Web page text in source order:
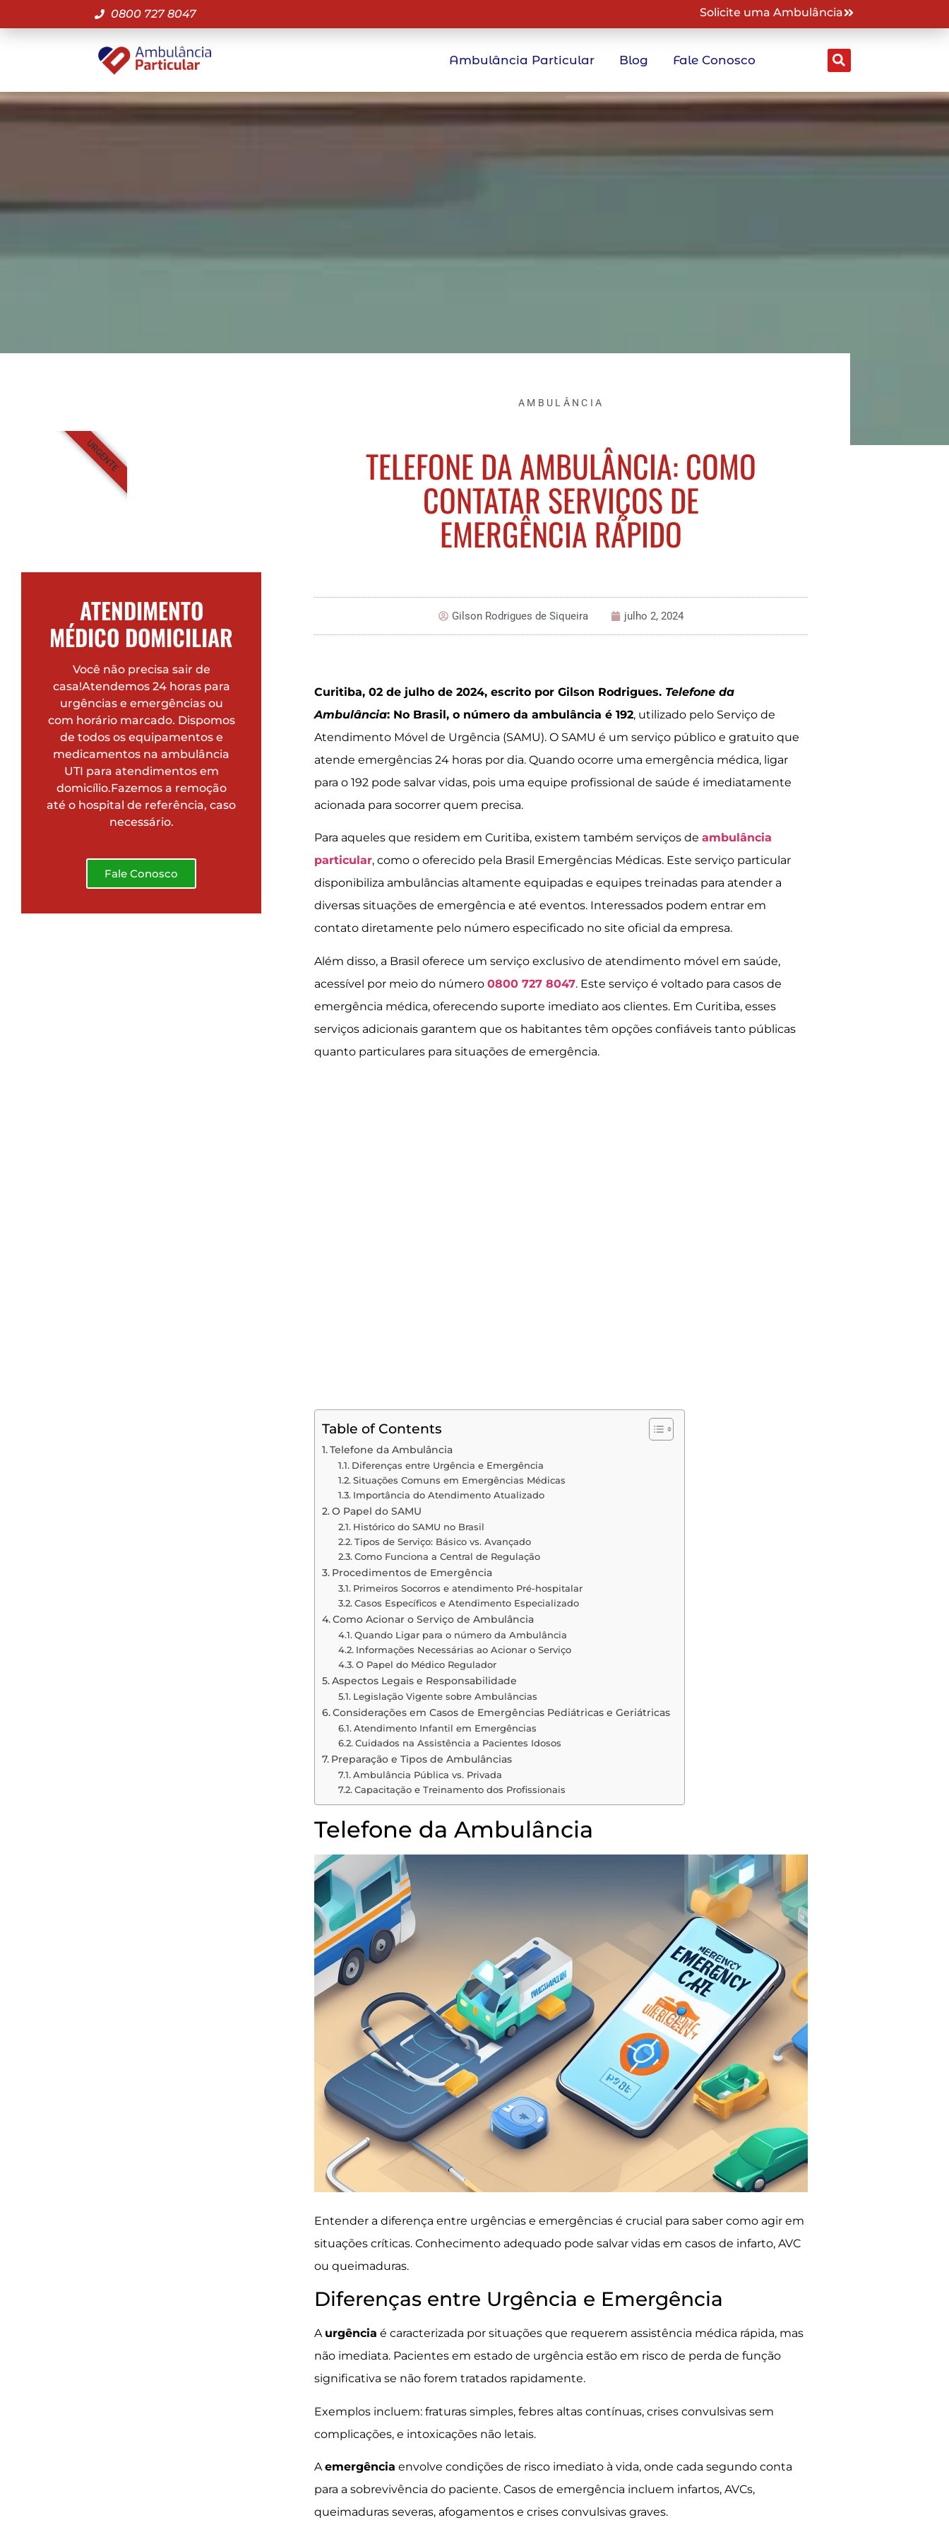
0800 727 8047 Solicite uma Ambulância
Ambulância Particular Blog Fale Conosco
ATENDIMENTO
MÉDICO DOMICILIAR
Você não precisa sair de
casa!Atendemos 24 horas para
urgências e emergências ou
com horário marcado. Dispomos
de todos os equipamentos e
medicamentos na ambulância
UTI para atendimentos em
domicílio.Fazemos a remoção
até o hospital de referência, caso
necessário.
Fale Conosco
URGENTE
AMBULÂNCIA
TELEFONE DA AMBULÂNCIA: COMO
CONTATAR SERVIÇOS DE
EMERGÊNCIA RÁPIDO
Gilson Rodrigues de Siqueira julho 2, 2024
Curitiba, 02 de julho de 2024, escrito por Gilson Rodrigues. Telefone da
Ambulância: No Brasil, o número da ambulância é 192, utilizado pelo Serviço de
Atendimento Móvel de Urgência (SAMU). O SAMU é um serviço público e gratuito que
atende emergências 24 horas por dia. Quando ocorre uma emergência médica, ligar
para o 192 pode salvar vidas, pois uma equipe profissional de saúde é imediatamente
acionada para socorrer quem precisa.
Para aqueles que residem em Curitiba, existem também serviços deambulância
particular, como o oferecido pela Brasil Emergências Médicas. Este serviço particular
disponibiliza ambulâncias altamente equipadas e equipes treinadas para atender a
diversas situações de emergência e até eventos. Interessados podem entrar em
contato diretamente pelo número especificado no site oficial da empresa.
Além disso, a Brasil oferece um serviço exclusivo de atendimento móvel em saúde,
acessível por meio do número0800 727 8047. Este serviço é voltado para casos de
emergência médica, oferecendo suporte imediato aos clientes. Em Curitiba, esses
serviços adicionais garantem que os habitantes têm opções confiáveis tanto públicas
quanto particulares para situações de emergência.
Table of Contents
Telefone da Ambulância
Diferenças entre Urgência e Emergência
Situações Comuns em Emergências Médicas
Importância do Atendimento Atualizado
O Papel do SAMU
Histórico do SAMU no Brasil
Tipos de Serviço: Básico vs. Avançado
Como Funciona a Central de Regulação
Procedimentos de Emergência
Primeiros Socorros e atendimento Pré-hospitalar
Casos Específicos e Atendimento Especializado
Como Acionar o Serviço de Ambulância
Quando Ligar para o número da Ambulância
Informações Necessárias ao Acionar o Serviço
O Papel do Médico Regulador
Aspectos Legais e Responsabilidade
Legislação Vigente sobre Ambulâncias
Considerações em Casos de Emergências Pediátricas e Geriátricas
Atendimento Infantil em Emergências
Cuidados na Assistência a Pacientes Idosos
Preparação e Tipos de Ambulâncias
Ambulância Pública vs. Privada
Capacitação e Treinamento dos Profissionais
Telefone da Ambulância
Entender a diferença entre urgências e emergências é crucial para saber como agir em
situações críticas. Conhecimento adequado pode salvar vidas em casos de infarto, AVC
ou queimaduras.
Diferenças entre Urgência e Emergência
A urgência é caracterizada por situações que requerem assistência médica rápida, mas
não imediata. Pacientes em estado de urgência estão em risco de perda de função
significativa se não forem tratados rapidamente.
Exemplos incluem: fraturas simples, febres altas contínuas, crises convulsivas sem
complicações, e intoxicações não letais.
Aemergência envolve condições de risco imediato à vida, onde cada segundo conta
para a sobrevivência do paciente. Casos de emergência incluem infartos, AVCs,
queimaduras severas, afogamentos e crises convulsivas graves.